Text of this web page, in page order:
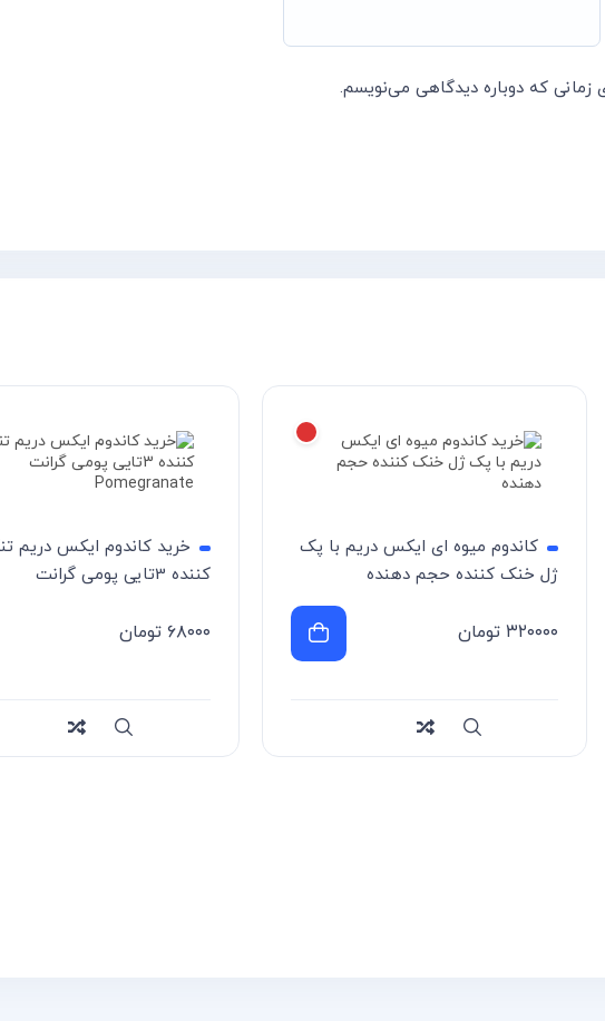
زمانی که دوباره دیدگاهی می‌نویسم.
کاندوم میوه ای ایکس دریم با پک
ژل خنک کننده حجم دهنده
۳۲۰۰۰۰ تومان
Compare
خرید کاندوم ایکس دریم
کننده 3تایی پومی گرانت
۶۸۰۰۰ تومان
Compare